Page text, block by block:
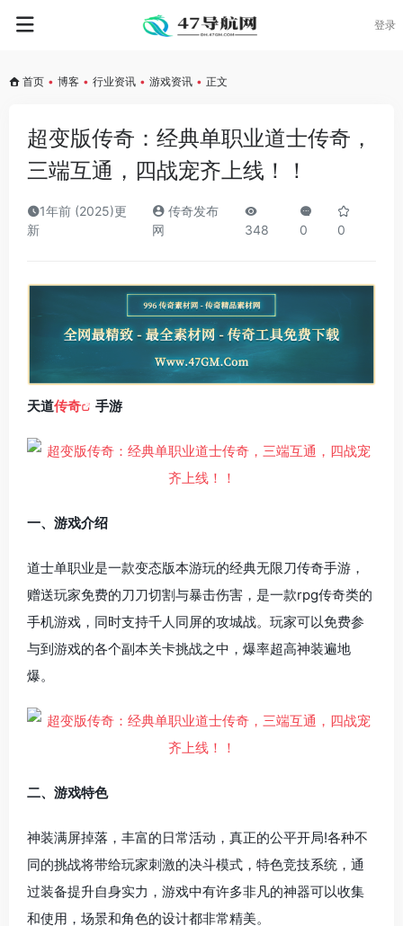
登录
首页 • 博客 • 行业资讯 • 游戏资讯 • 正文
超变版传奇：经典单职业道士传奇，
三端互通，四战宠齐上线！！
1年前 (2025)更
新
传奇发布
网
348 0 0
天道传奇 手游
一、游戏介绍
道士单职业是一款变态版本游玩的经典无限刀传奇手游，
赠送玩家免费的刀刀切割与暴击伤害，是一款rpg传奇类的
手机游戏，同时支持千人同屏的攻城战。玩家可以免费参
与到游戏的各个副本关卡挑战之中，爆率超高神装遍地
爆。
二、游戏特色
神装满屏掉落，丰富的日常活动，真正的公平开局!各种不
同的挑战将带给玩家刺激的决斗模式，特色竞技系统，通
过装备提升自身实力，游戏中有许多非凡的神器可以收集
和使用，场景和角色的设计都非常精美。